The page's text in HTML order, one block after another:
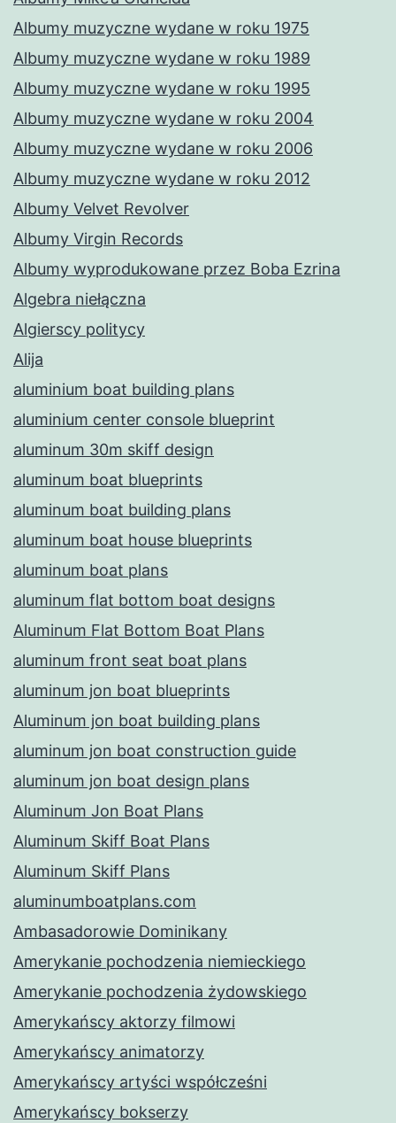
Albumy muzyczne wydane w roku 1975
Albumy muzyczne wydane w roku 1989
Albumy muzyczne wydane w roku 1995
Albumy muzyczne wydane w roku 2004
Albumy muzyczne wydane w roku 2006
Albumy muzyczne wydane w roku 2012
Albumy Velvet Revolver
Albumy Virgin Records
Albumy wyprodukowane przez Boba Ezrina
Algebra niełączna
Algierscy politycy
Alija
aluminium boat building plans
aluminium center console blueprint
aluminum 30m skiff design
aluminum boat blueprints
aluminum boat building plans
aluminum boat house blueprints
aluminum boat plans
aluminum flat bottom boat designs
Aluminum Flat Bottom Boat Plans
aluminum front seat boat plans
aluminum jon boat blueprints
Aluminum jon boat building plans
aluminum jon boat construction guide
aluminum jon boat design plans
Aluminum Jon Boat Plans
Aluminum Skiff Boat Plans
Aluminum Skiff Plans
aluminumboatplans.com
Ambasadorowie Dominikany
Amerykanie pochodzenia niemieckiego
Amerykanie pochodzenia żydowskiego
Amerykańscy aktorzy filmowi
Amerykańscy animatorzy
Amerykańscy artyści współcześni
Amerykańscy bokserzy